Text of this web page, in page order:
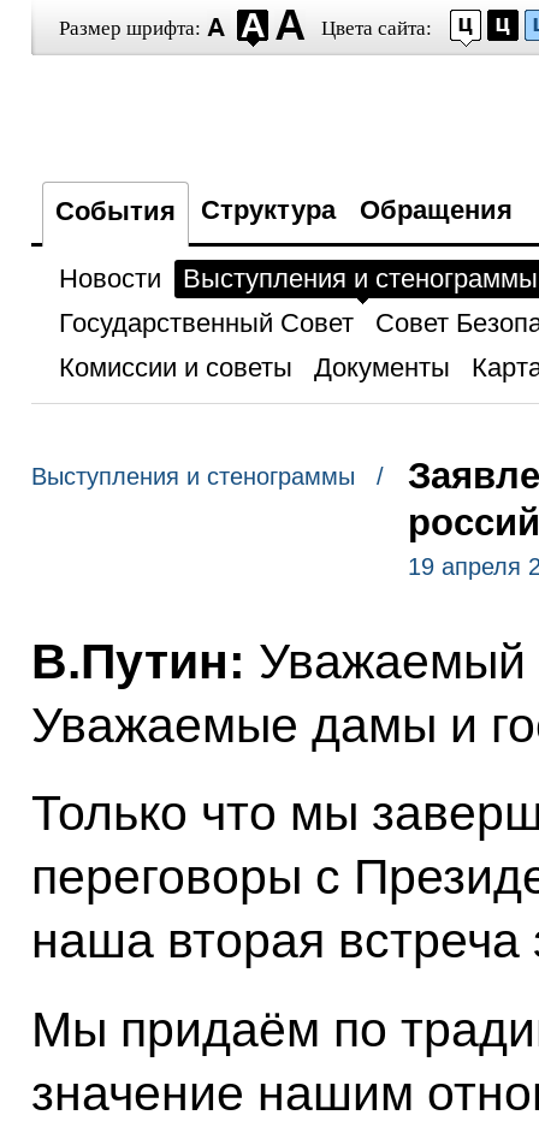
Размер шрифта: Цвета сайта:
События Структура Обращения
Новости
Выступления и стенограммы
Государственный Совет
Совет
Комиссии и советы
Документы
Выступления и стенограммы /
19 апреля
В.Путин: Уважаемый
Уважаемые дамы и
Только что мы
переговоры с
наша вторая встреча
Мы придаём по
значение нашим